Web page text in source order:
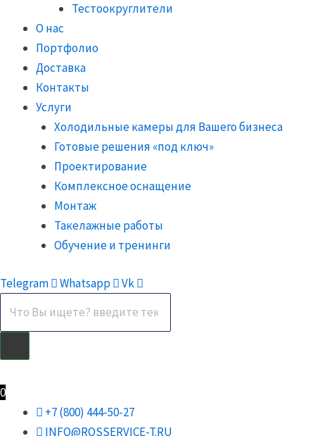
Тестоокруглители
О нас
Портфолио
Доставка
Контакты
Услуги
Холодильные камеры для Вашего бизнеса
Готовые решения «под ключ»
Проектирование
Комплексное оснащение
Монтаж
Такелажные работы
Обучение и тренинги
Telegram Whatsapp Vk
0
+7 (800) 444-50-27
INFO@ROSSERVICE-T.RU